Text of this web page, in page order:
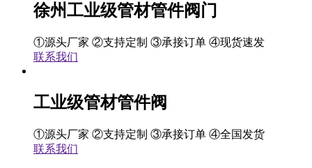
徐州工业级管材管件阀门
①源头厂家 ②支持定制 ③承接订单 ④现货速发
联系我们
工业级管材管件阀
①源头厂家 ②支持定制 ③承接订单 ④全国发货
联系我们